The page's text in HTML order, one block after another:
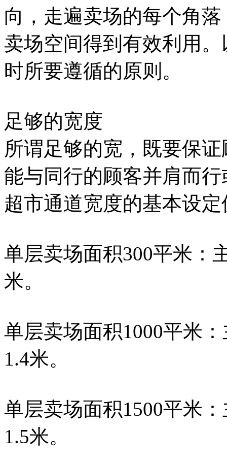
向，走遍卖场的每个角
卖场空间得到有效利用
时所要遵循的原则。
足够的宽度
所谓足够的宽，既要保
能与同行的顾客并肩而
超市通道宽度的基本设
单层卖场面积300平米：
米。
单层卖场面积1000平米
1.4米。
单层卖场面积1500平米
1.5米。